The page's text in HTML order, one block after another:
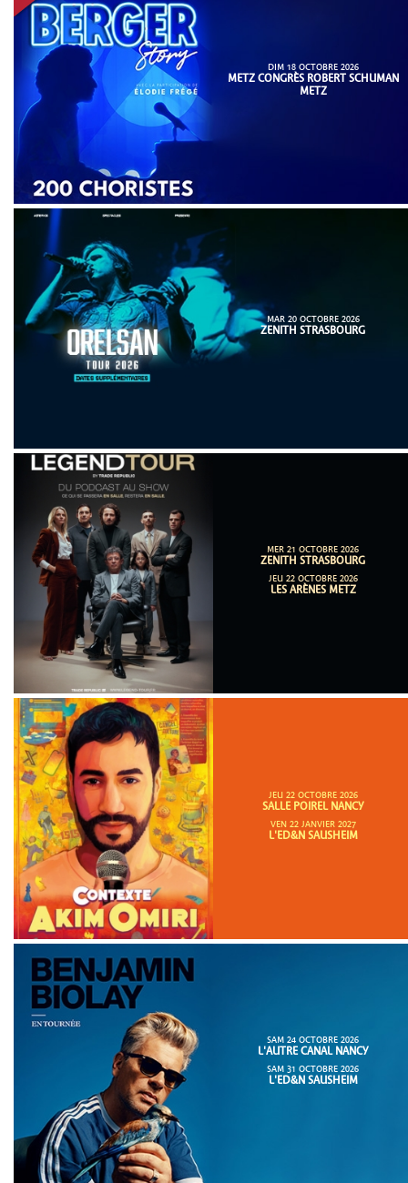
DIM 18 OCTOBRE 2026
METZ CONGRÈS ROBERT SCHUMAN
METZ
MAR 20 OCTOBRE 2026
ZENITH STRASBOURG
MER 21 OCTOBRE 2026
ZENITH STRASBOURG
JEU 22 OCTOBRE 2026
LES ARÈNES METZ
JEU 22 OCTOBRE 2026
SALLE POIREL NANCY
VEN 22 JANVIER 2027
L'ED&N SAUSHEIM
SAM 24 OCTOBRE 2026
L'AUTRE CANAL NANCY
SAM 31 OCTOBRE 2026
L'ED&N SAUSHEIM